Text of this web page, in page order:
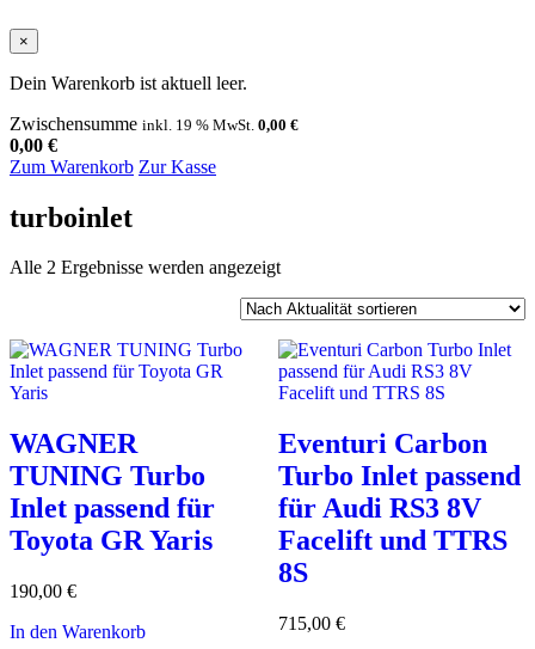
×
Dein Warenkorb ist aktuell leer.
Zwischensumme inkl. 19 % MwSt. 0,00 €
0,00 €
Zum Warenkorb Zur Kasse
turboinlet
Alle 2 Ergebnisse werden angezeigtNach
sortiert
WAGNER
TUNING Turbo
Inlet passend für
Toyota GR Yaris
190,00 €
In den Warenkorb
Eventuri Carbon
Turbo Inlet passend
für Audi RS3 8V
Facelift und TTRS
8S
715,00 €